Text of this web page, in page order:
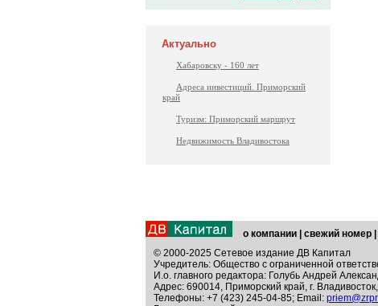
Актуально
Хабаровску - 160 лет
Адреса инвестиций. Приморский
край
Туризм: Приморский маршрут
Недвижимость Владивостока
о компании свежий номер
© 2000-2025 Сетевое издание ДВ Капитал
Учредитель: Общество с ограниченной
И.о. главного редактора: Голубь Андрей
Адрес: 690014, Приморский край, г.
Телефоны: +7 (423) 245-04-85; Email: